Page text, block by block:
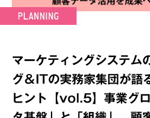
マーケティングシステム
グ＆ITの実務家集団が語
ヒント【vol.5】事業グ